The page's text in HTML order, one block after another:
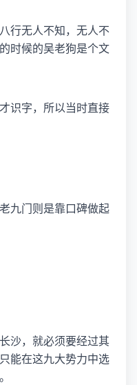
行无人不知，无人不
时候的吴老狗是个文
识字，所以当时直接
九门则是靠口碑做起
沙，就必须要经过其
能在这九大势力中选